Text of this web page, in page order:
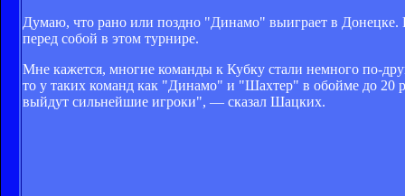
Думаю, что рано или поздно "Динамо" выиграет в Донецке.
перед собой в этом турнире.
Мне кажется, многие команды к Кубку стали немного по-
то у таких команд как "Динамо" и "Шахтер" в обойме до 20
выйдут сильнейшие игроки", — сказал Шацких.